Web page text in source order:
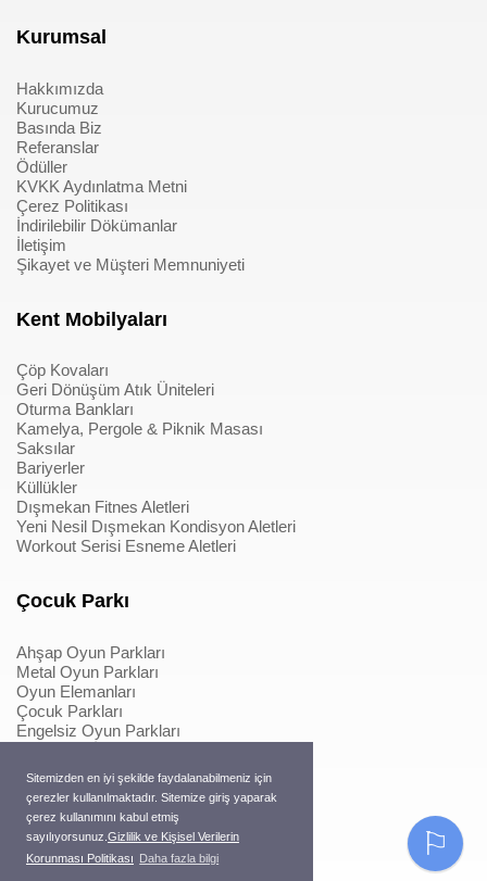
Sitemizden en iyi şekilde faydalanabilmeniz için
çerezler kullanılmaktadır. Sitemize giriş yaparak
çerez kullanımını kabul etmiş
sayılıyorsunuz. Gizlilik ve Kişisel Verilerin
Korunması Politikası Daha fazla bilgi
Kurumsal
Hakkımızda
Kurucumuz
Basında Biz
Referanslar
Ödüller
KVKK Aydınlatma Metni
Çerez Politikası
İndirilebilir Dökümanlar
İletişim
Şikayet ve Müşteri Memnuniyeti
Kent Mobilyaları
Çöp Kovaları
Geri Dönüşüm Atık Üniteleri
Oturma Bankları
Kamelya, Pergole & Piknik Masası
Saksılar
Bariyerler
Küllükler
Dışmekan Fitnes Aletleri
Yeni Nesil Dışmekan Kondisyon Aletleri
Workout Serisi Esneme Aletleri
Çocuk Parkı
Ahşap Oyun Parkları
Metal Oyun Parkları
Oyun Elemanları
Çocuk Parkları
Engelsiz Oyun Parkları
Oyun Elemanları
Metal Konstrüksiyonlu İpli Tırmanmalar
Ahşap Konstrüksiyonlu İpli Tırmanmalar
Macera Serisi Ürünleri
Trambolinler
Pergole
⚐